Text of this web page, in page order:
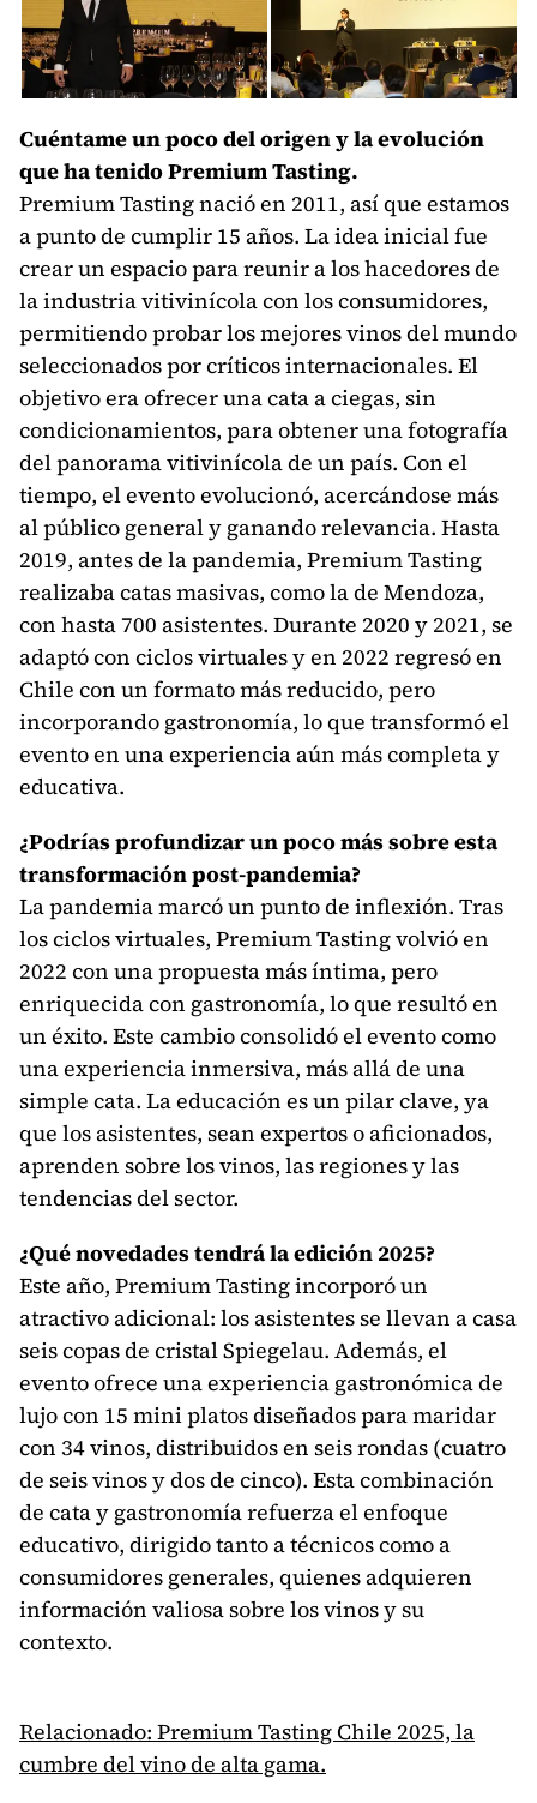
Cuéntame un poco del origen y la evolución
que ha tenido Premium Tasting.
Premium Tasting nació en 2011, así que estamos
a punto de cumplir 15 años. La idea inicial fue
crear un espacio para reunir a los hacedores de
la industria vitivinícola con los consumidores,
permitiendo probar los mejores vinos del mundo
seleccionados por críticos internacionales. El
objetivo era ofrecer una cata a ciegas, sin
condicionamientos, para obtener una fotografía
del panorama vitivinícola de un país. Con el
tiempo, el evento evolucionó, acercándose más
al público general y ganando relevancia. Hasta
2019, antes de la pandemia, Premium Tasting
realizaba catas masivas, como la de Mendoza,
con hasta 700 asistentes. Durante 2020 y 2021, se
adaptó con ciclos virtuales y en 2022 regresó en
Chile con un formato más reducido, pero
incorporando gastronomía, lo que transformó el
evento en una experiencia aún más completa y
educativa.
¿Podrías profundizar un poco más sobre esta
transformación post-pandemia?
La pandemia marcó un punto de inflexión. Tras
los ciclos virtuales, Premium Tasting volvió en
2022 con una propuesta más íntima, pero
enriquecida con gastronomía, lo que resultó en
un éxito. Este cambio consolidó el evento como
una experiencia inmersiva, más allá de una
simple cata. La educación es un pilar clave, ya
que los asistentes, sean expertos o aficionados,
aprenden sobre los vinos, las regiones y las
tendencias del sector.
¿Qué novedades tendrá la edición 2025?
Este año, Premium Tasting incorporó un
atractivo adicional: los asistentes se llevan a casa
seis copas de cristal Spiegelau. Además, el
evento ofrece una experiencia gastronómica de
lujo con 15 mini platos diseñados para maridar
con 34 vinos, distribuidos en seis rondas (cuatro
de seis vinos y dos de cinco). Esta combinación
de cata y gastronomía refuerza el enfoque
educativo, dirigido tanto a técnicos como a
consumidores generales, quienes adquieren
información valiosa sobre los vinos y su
contexto.
Relacionado: Premium Tasting Chile 2025, la
cumbre del vino de alta gama.